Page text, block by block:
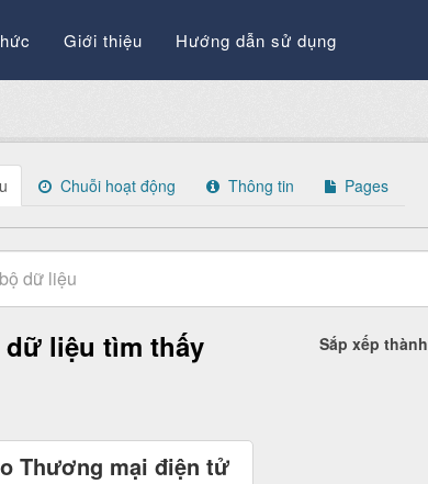
Giới thiệu Hướng dẫn sử dụng
Chuỗi hoạt động Thông tin Pages
Sắp xếp thành
dữ liệu tìm thấy
Thương mại điện tử